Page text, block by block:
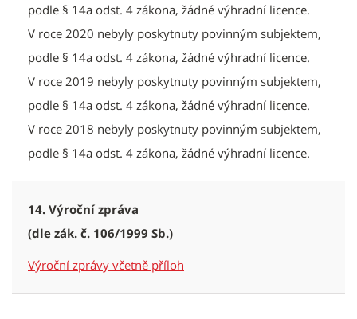
podle § 14a odst. 4 zákona, žádné výhradní licence.
V roce 2020 nebyly poskytnuty povinným subjektem,
podle § 14a odst. 4 zákona, žádné výhradní licence.
V roce 2019 nebyly poskytnuty povinným subjektem,
podle § 14a odst. 4 zákona, žádné výhradní licence.
V roce 2018 nebyly poskytnuty povinným subjektem,
podle § 14a odst. 4 zákona, žádné výhradní licence.
14. Výroční zpráva
(dle zák. č. 106/1999 Sb.)
Výroční zprávy včetně příloh